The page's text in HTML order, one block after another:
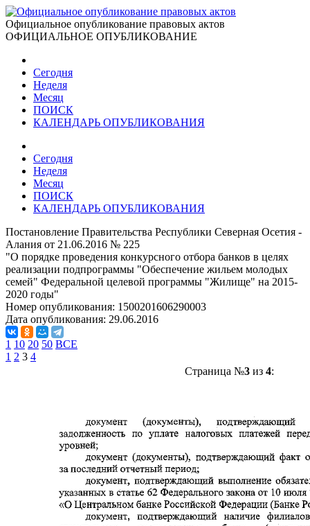
Официальное опубликование правовых актов
ОФИЦИАЛЬНОЕ ОПУБЛИКОВАНИЕ
Сегодня
Неделя
Месяц
ПОИСК
КАЛЕНДАРЬ ОПУБЛИКОВАНИЯ
Сегодня
Неделя
Месяц
ПОИСК
КАЛЕНДАРЬ ОПУБЛИКОВАНИЯ
Постановление Правительства Республики Северная Осетия -
Алания от 21.06.2016 № 225
"О порядке проведения конкурсного отбора банков в целях
реализации подпрограммы "Обеспечение жильем молодых
семей" Федеральной целевой программы "Жилище" на 2015-
2020 годы"
Номер опубликования: 1500201606290003
Дата опубликования: 29.06.2016
1 10 20 50 ВСЕ
1 2 3 4
Страница №3из 4: